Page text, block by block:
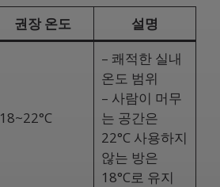
권장 온도 설명
18~22°C
– 쾌적한 실내
온도 범위
– 사람이 머무
는 공간은
22°C 사용하지
않는 방은
18°C로 유지